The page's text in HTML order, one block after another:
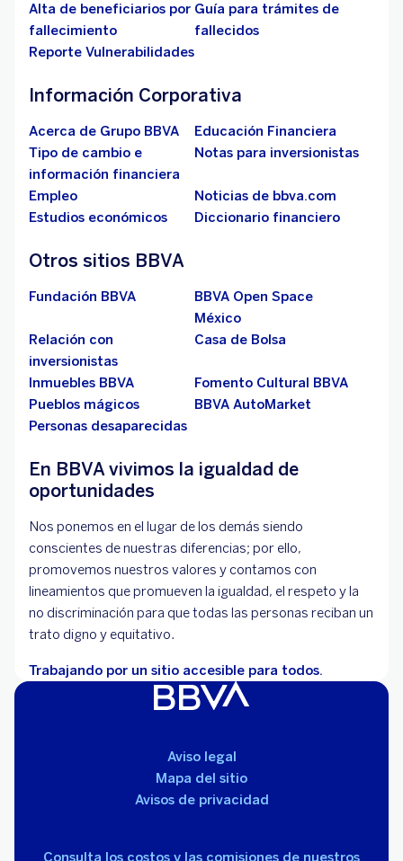
Alta de beneficiarios por
fallecimiento
Guía para trámites de
fallecidos
Reporte Vulnerabilidades
Información Corporativa
Acerca de Grupo BBVA
Educación Financiera
Tipo de cambio e
información financiera
Notas para inversionistas
Empleo
Noticias de bbva.com
Estudios económicos
Diccionario financiero
Otros sitios BBVA
Fundación BBVA
BBVA Open Space
México
Relación con
inversionistas
Casa de Bolsa
Inmuebles BBVA
Fomento Cultural BBVA
Pueblos mágicos
BBVA AutoMarket
Personas desaparecidas
En BBVA vivimos la igualdad de
oportunidades
Nos ponemos en el lugar de los demás siendo
conscientes de nuestras diferencias; por ello,
promovemos nuestros valores y contamos con
lineamientos que promueven la igualdad, el respeto y la
no discriminación para que todas las personas reciban un
trato digno y equitativo.
Trabajando por un sitio accesible para todos.
Aviso legal
Mapa del sitio
Avisos de privacidad
Consulta los costos y las comisiones de nuestros